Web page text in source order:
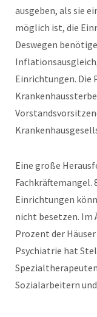
ausgeben, als sie
möglich ist, die
Deswegen
Einrichtungen. Die
Eine große
Fachkräftemangel.
Einrichtungen
nicht besetzen. Im
Prozent der
Psychiatrie hat
Sozialarbeitern